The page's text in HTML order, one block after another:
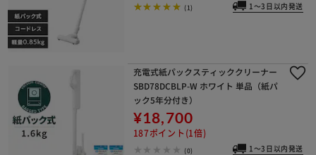
(1) 1～3日以内発送
充電式紙パックスティッククリーナー
SBD78DCBLP-W ホワイト 単品（紙パ
ック5年分付き）
¥18,700
187ポイント(1倍)
(0) 1～3日以内発送